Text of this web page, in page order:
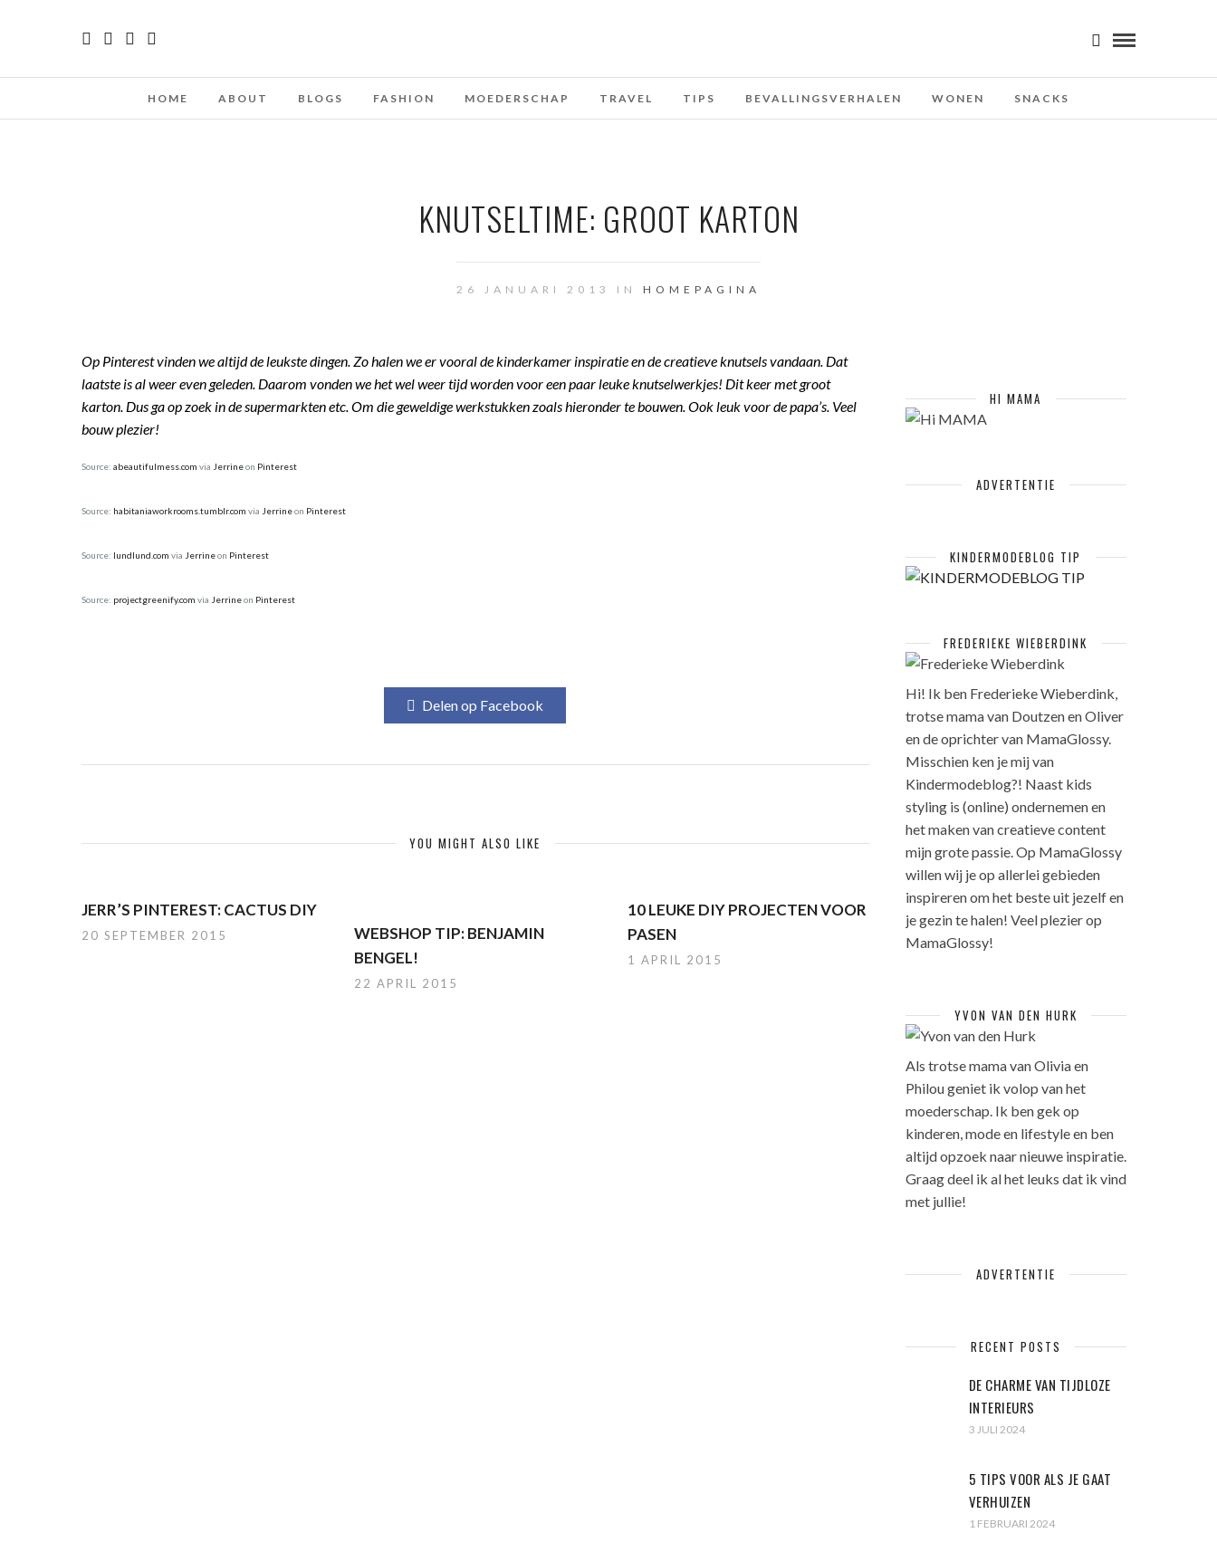
HOME ABOUT BLOGS FASHION MOEDERSCHAP TRAVEL TIPS BEVALLINGSVERHALEN WONEN SNACKS
KNUTSELTIME: GROOT KARTON
26 JANUARI 2013 IN HOMEPAGINA
Op Pinterest vinden we altijd de leukste dingen. Zo halen we er vooral de kinderkamer inspiratie en de creatieve knutsels vandaan. Dat
laatste is al weer even geleden. Daarom vonden we het wel weer tijd worden voor een paar leuke knutselwerkjes! Dit keer met groot
karton. Dus ga op zoek in de supermarkten etc. Om die geweldige werkstukken zoals hieronder te bouwen. Ook leuk voor de papa’s. Veel
bouw plezier!
Source: abeautifulmess.com via Jerrineon Pinterest
Source: habitaniaworkrooms.tumblr.com via Jerrineon Pinterest
Source: lundlund.com via Jerrineon Pinterest
Source: projectgreenify.com via Jerrineon Pinterest
Delen op Facebook
YOU MIGHT ALSO LIKE
JERR’S PINTEREST: CACTUS DIY
20 SEPTEMBER 2015
WEBSHOP TIP: BENJAMIN
BENGEL!
22 APRIL 2015
10 LEUKE DIY PROJECTEN VOOR
PASEN
1 APRIL 2015
HI MAMA
ADVERTENTIE
KINDERMODEBLOG TIP
FREDERIEKE WIEBERDINK
Hi! Ik ben Frederieke Wieberdink,
trotse mama van Doutzen en Oliver
en de oprichter van MamaGlossy.
Misschien ken je mij van
Kindermodeblog?! Naast kids
styling is (online) ondernemen en
het maken van creatieve content
mijn grote passie. Op MamaGlossy
willen wij je op allerlei gebieden
inspireren om het beste uit jezelf en
je gezin te halen! Veel plezier op
MamaGlossy!
YVON VAN DEN HURK
Als trotse mama van Olivia en
Philou geniet ik volop van het
moederschap. Ik ben gek op
kinderen, mode en lifestyle en ben
altijd opzoek naar nieuwe inspiratie.
Graag deel ik al het leuks dat ik vind
met jullie!
ADVERTENTIE
RECENT POSTS
DE CHARME VAN TIJDLOZE
INTERIEURS
3 JULI 2024
5 TIPS VOOR ALS JE GAAT
VERHUIZEN
1 FEBRUARI 2024